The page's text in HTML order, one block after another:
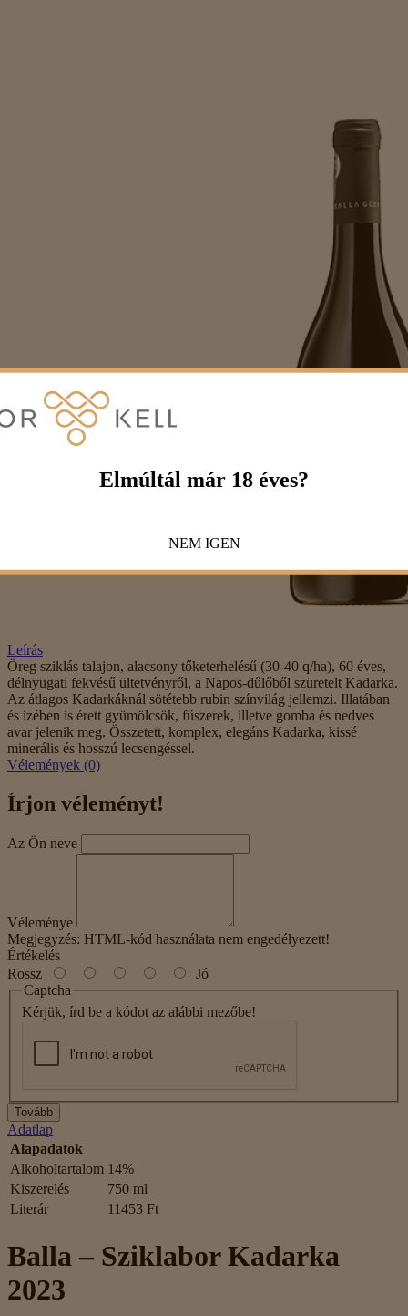
Leírás
Öreg sziklás talajon, alacsony tőketerhelésű (30-40 q/ha), 60 éves,
délnyugati fekvésű ültetvényről, a Napos-dűlőből szüretelt Kadarka.
Az átlagos Kadarkáknál sötétebb rubin színvilág jellemzi. Illatában
és ízében is érett gyümölcsök, fűszerek, illetve gomba és nedves
avar jelenik meg. Összetett, komplex, elegáns Kadarka, kissé
minerális és hosszú lecsengéssel.
Vélemények (0)
Írjon véleményt!
Az Ön neve
Véleménye
Megjegyzés: HTML-kód használata nem engedélyezett!
Értékelés
Rossz
Jó
Captcha
Kérjük, írd be a kódot az alábbi mezőbe!
Tovább
Adatlap
Alapadatok
Alkoholtartalom 14%
Kiszerelés
750 ml
Literár
11453 Ft
Balla – Sziklabor Kadarka
2023
Elmúltál már 18 éves?
NEM IGEN